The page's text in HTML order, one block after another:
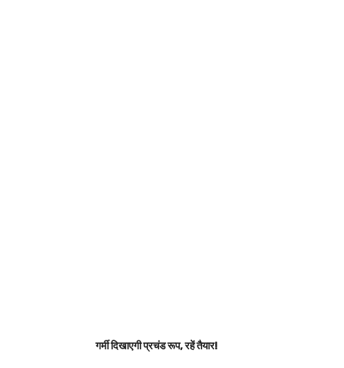
गर्मी दिखाएगी प्रचंड रूप, रहें तैयार!